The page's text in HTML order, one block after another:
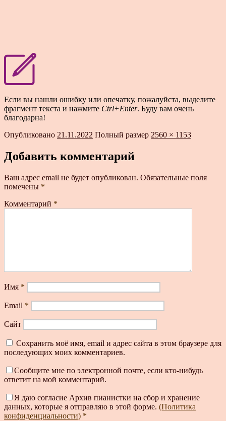
Если вы нашли ошибку или опечатку, пожалуйста, выделите
фрагмент текста и нажмите Ctrl+Enter. Буду вам очень
благодарна!
Опубликовано 21.11.2022 Полный размер 2560 × 1153
Добавить комментарий
Ваш адрес email не будет опубликован. Обязательные поля
помечены *
Комментарий *
Имя *
Email *
Сайт
Сохранить моё имя, email и адрес сайта в этом браузере для
последующих моих комментариев.
Сообщите мне по электронной почте, если кто-нибудь
ответит на мой комментарий.
Я даю согласие Архив пианистки на сбор и хранение
данных, которые я отправляю в этой форме. (Политика
конфиденциальности) *